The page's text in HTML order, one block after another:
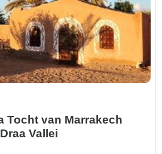
Tocht van Marrakech
Vallei